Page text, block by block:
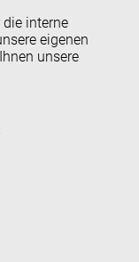
die interne
eigenen
unsere